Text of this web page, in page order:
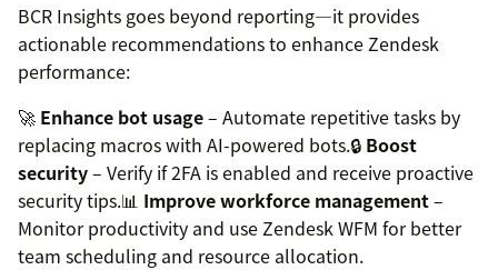
BCR Insights goes beyond reporting—it provides
actionable recommendations to enhance Zendesk
performance:
🚀 Enhance bot usage– Automate repetitive tasks by
replacing macros with AI-powered bots.🔒 Boost
security– Verify if 2FA is enabled and receive proactive
security tips.📊 Improve workforce management–
Monitor productivity and use Zendesk WFM for better
team scheduling and resource allocation.